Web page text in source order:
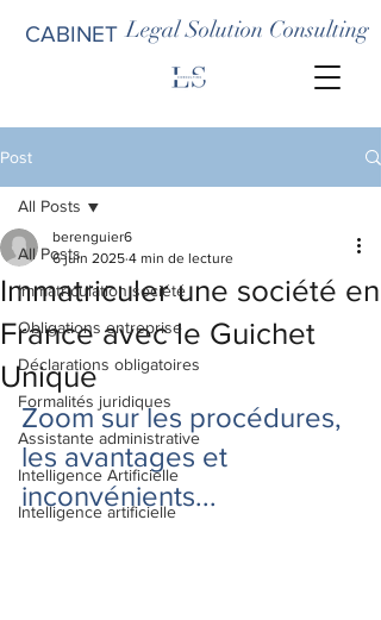
CABINET Legal Solution Consulting
Post
All Posts
Immatriculation société
Obligations entreprise
Déclarations obligatoires
Formalités juridiques
Assistante administrative
Intelligence Artificielle
Intelligence artificielle
All Posts
Immatriculer une société en
France avec le Guichet
Unique
berenguier6
6 juin 2025 4 min de lecture
Zoom sur les procédures,
les avantages et
inconvénients...